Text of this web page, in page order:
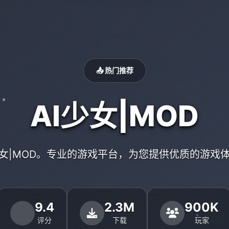
📤 热门推荐
AI少女|MOD
|MOD。专业的游戏平台，为您提供优质的游戏
9.4
评分
2.3M
下载
900K
玩家